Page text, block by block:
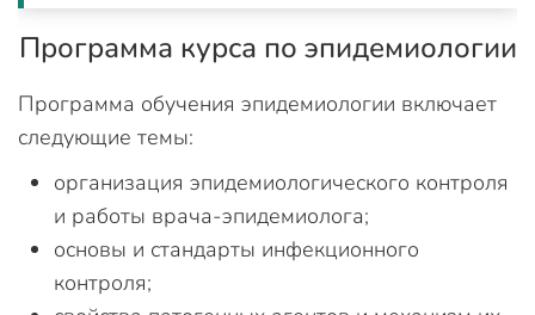
Программа курса по эпидемиологии
Программа обучения эпидемиологии включает
следующие темы:
организация эпидемиологического контроля
и работы врача-эпидемиолога;
основы и стандарты инфекционного
контроля;